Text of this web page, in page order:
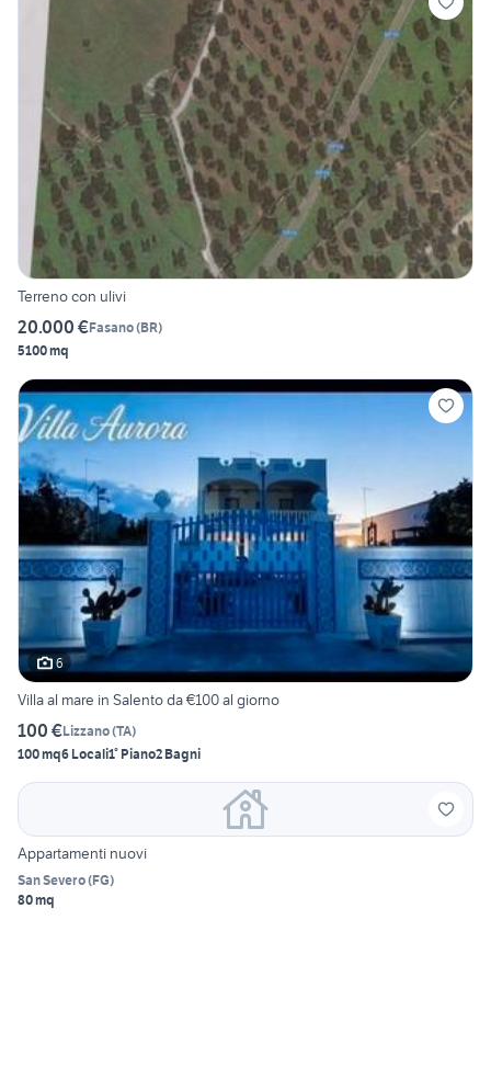
Terreno con ulivi
20.000 €Fasano(BR)
5100 mq
6
Villa al mare in Salento da €100 al giorno
100 €Lizzano(TA)
100 mq6 Locali1° Piano2 Bagni
Appartamenti nuovi
San Severo(FG)
80 mq